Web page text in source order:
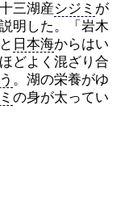
三湖産シジミ が
明した。「岩木
日本海からはい
どよく混ざり合
。湖の栄養がゆ
の身が太ってい